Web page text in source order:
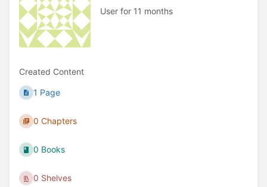
User for 11 months
Created Content
1 Page
0 Chapters
0 Books
0 Shelves